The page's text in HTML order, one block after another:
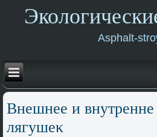
Asphalt-
Внешнее и внутренне
лягушеκ